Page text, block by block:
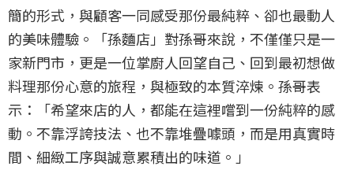
簡的形式，與顧客一同感受那份最純粹、卻也最動人
的美味體驗。「孫麵店」對孫哥來說，不僅僅只是一
家新門市，更是一位掌廚人回望自己、回到最初想做
料理那份心意的旅程，與極致的本質淬煉。孫哥表
示：「希望來店的人，都能在這裡嚐到一份純粹的感
動。不靠浮誇技法、也不靠堆疊噱頭，而是用真實時
間、細緻工序與誠意累積出的味道。」